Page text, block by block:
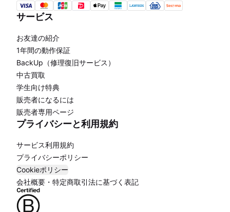
サービス
お友達の紹介
1年間の動作保証
BackUp（修理復旧サービス）
中古買取
学生向け特典
販売者になるには
販売者専用ページ
プライバシーと利用規約
サービス利用規約
プライバシーポリシー
Cookieポリシー
会社概要・特定商取引法に基づく表記